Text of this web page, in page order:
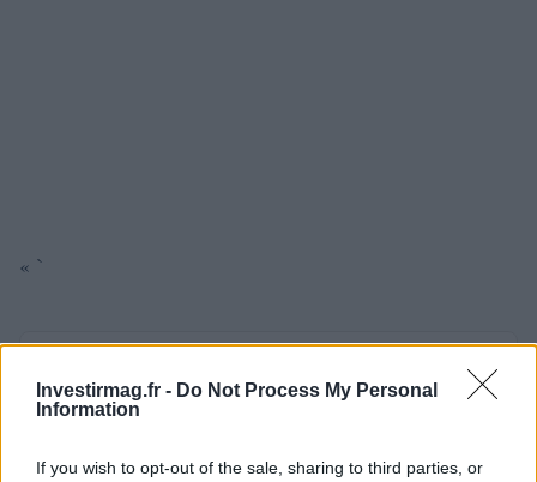
Investirmag.fr - Do Not Process My Personal
Information
If you wish to opt-out of the sale, sharing to third parties, or
« `
Staff